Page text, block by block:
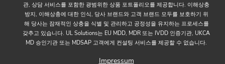
관, 상담 서비스를 포함한 광범위한 상품 포트폴리오를 제공합니다. 이해상충
방지, 이해상충에 대한 인식, 당사 브랜드와 고객 브랜드 모두를 보호하기 위
해 당사는 잠재적인 상충을 식별 및 관리하고 공정성을 유지하는 프로세스를
갖추고 있습니다. UL Solutions는 EU MDD, MDR 또는 IVDD 인증기관, UKCA
MD 승인기관 또는 MDSAP 고객에게 컨설팅 서비스를 제공할 수 없습니다.
Impressum